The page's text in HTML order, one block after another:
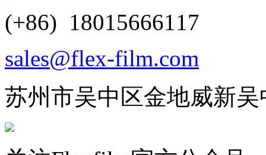
(+86) 18015666117
sales@flex-film.com
苏州市吴中区金地威新